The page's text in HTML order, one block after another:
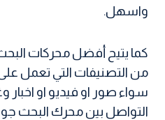
واسهل.
كما يتيح أفضل محركات
من التصنيفات التي تعمل
سواء صور او فيديو او اخبار
التواصل بين محرك البحث